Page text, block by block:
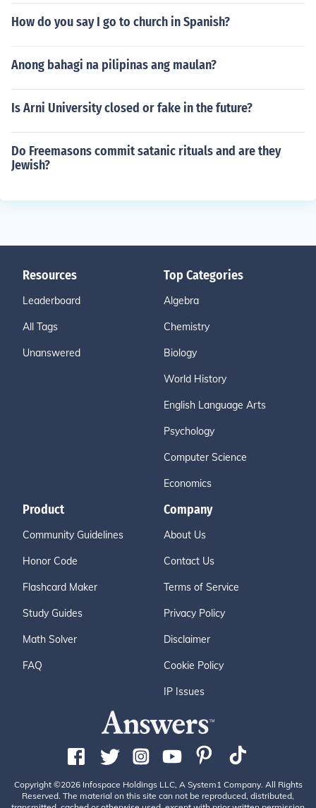
How do you say I go to church in Spanish?
Anong bahagi na pilipinas ang maulan?
Is Arni University closed or fake in the future?
Do Freemasons commit satanic rituals and are they
Jewish?
Resources
Leaderboard
All Tags
Unanswered
Top Categories
Algebra
Chemistry
Biology
World History
English Language Arts
Psychology
Computer Science
Economics
Product
Community Guidelines
Honor Code
Flashcard Maker
Study Guides
Math Solver
FAQ
Company
About Us
Contact Us
Terms of Service
Privacy Policy
Disclaimer
Cookie Policy
IP Issues
Copyright ©2026 Infospace Holdings LLC, A System1 Company. All Rights
Reserved. The material on this site can not be reproduced, distributed,